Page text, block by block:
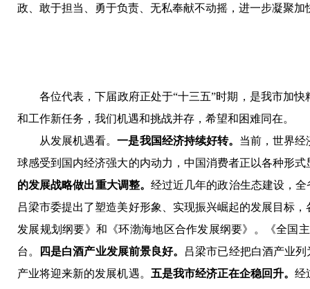
政、敢于担当、勇于负责、无私奉献不动摇，进一步凝聚
各位代表，下届政府正处于“十三五”时期，是我市加
和工作新任务，我们机遇和挑战并存，希望和困难同在。
从发展机遇看。一是我国经济持续好转。 当前，世界经
球感受到国内经济强大的内动力，中国消费者正以各种形
的发展战略做出重大调整。 经过近几年的政治生态建设，
吕梁市委提出了塑造美好形象、实现振兴崛起的发展目标
发展规划纲要》和《环渤海地区合作发展纲要》。《全国
台。
四是白酒产业发展前景良好。 吕梁市已经把白酒产业
产业将迎来新的发展机遇。 五是我市经济正在企稳回升。经